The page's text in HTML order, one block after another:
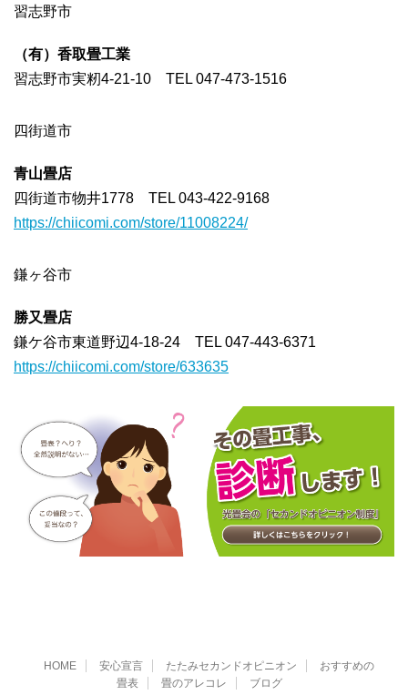
習志野市
（有）香取畳工業
習志野市実籾4-21-10 TEL 047-473-1516
四街道市
青山畳店
四街道市物井1778 TEL 043-422-9168
https://chiicomi.com/store/11008224/
鎌ヶ谷市
勝又畳店
鎌ケ谷市東道野辺4-18-24 TEL 047-443-6371
https://chiicomi.com/store/633635
HOME 安心宣言 たたみセカンドオピニオン
おすすめの
畳表
畳のアレコレ ブログ